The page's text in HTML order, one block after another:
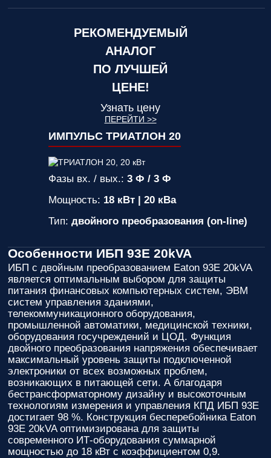
РЕКОМЕНДУЕМЫЙ
АНАЛОГ
ПО ЛУЧШЕЙ
ЦЕНЕ!
Узнать цену
ПЕРЕЙТИ >>
ИМПУЛЬС ТРИАТЛОН 20
Фазы вх. / вых.:3 Ф / 3 Ф
Мощность: 18 кВт | 20 кВа
Тип:двойного преобразования (on-line)
Особенности ИБП 93E 20kVA
ИБП с двойным преобразованием Eaton 93E 20kVA
является оптимальным выбором для защиты
питания финансовых компьютерных систем, ЭВМ
систем управления зданиями,
телекоммуникационного оборудования,
промышленной автоматики, медицинской техники,
оборудования госучреждений и ЦОД. Функция
двойного преобразования напряжения обеспечивает
максимальный уровень защиты подключенной
электроники от всех возможных проблем,
возникающих в питающей сети. А благодаря
бестрансформаторному дизайну и высокоточным
технологиям измерения и управления КПД ИБП 93E
достигает 98 %. Конструкция бесперебойника Eaton
93E 20kVA оптимизирована для защиты
современного ИТ-оборудования суммарной
мощностью до 18 кВт с коэффициентом 0,9.